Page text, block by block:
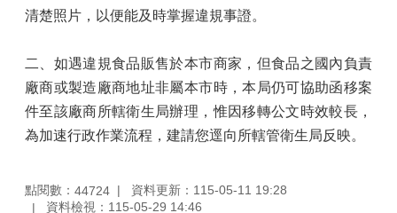
清楚照片，以便能及時掌握違規事證。
二、如遇違規食品販售於本市商家，但食品之國內負責
廠商或製造廠商地址非屬本市時，本局仍可協助函移案
件至該廠商所轄衛生局辦理，惟因移轉公文時效較長，
為加速行政作業流程，建請您逕向所轄管衛生局反映。
點閱數： 44724
資料更新：115-05-11 19:28
資料檢視：115-05-29 14:46